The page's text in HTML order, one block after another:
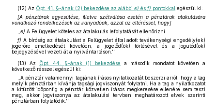
(12) Az Öpt. 41. §-ának (2) bekezdése az alábbi e) és f) pontokkal egészül ki:
[A pénztárak egyesülése, illetve szétválása esetén a pénztárak alakulására
vonatkozó rendelkezések az irányadóak, azzal az eltéréssel, hogy]
e) A Felügyelet köteles az átalakulás lefolytatását ellenőrizni.
f) A bíróság az átalakulást a Felügyelet által adott tevékenységi engedély(ek)
jogerőre emelkedését követően, a jogelőd(ök) törlésével és a jogutód(ok)
bejegyzésével vezeti át a nyilvántartáson.''
(13) Az Öpt. 44. §-ának (1) bekezdése a második mondatot követően a
következő résszel egészül ki:
,,A pénztár valamennyi tagjának írásos nyilatkozatát beszerzi arról, hogy a tag
melyik pénztárban kívánja tagsági jogviszonyát folytatni. Ha a tag a nyilatkozatot
a kitűzött időpontig a pénztár közvetlen írásos megkeresése ellenére sem teszi
meg, akkor jogviszonya az átalakulási tervben meghatározott elvek szerinti
pénztárban folytatódik.''